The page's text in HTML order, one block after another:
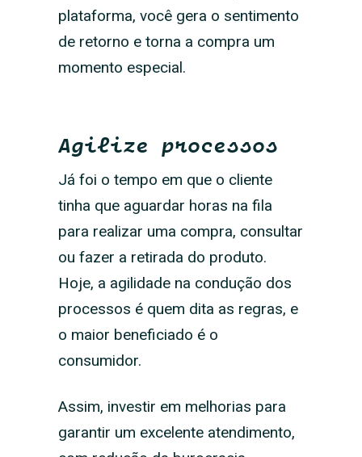
plataforma, você gera o sentimento
de retorno e torna a compra um
momento especial.
Agilize processos
Já foi o tempo em que o cliente
tinha que aguardar horas na fila
para realizar uma compra, consultar
ou fazer a retirada do produto.
Hoje, a agilidade na condução dos
processos é quem dita as regras, e
o maior beneficiado é o
consumidor.
Assim, investir em melhorias para
garantir um excelente atendimento,